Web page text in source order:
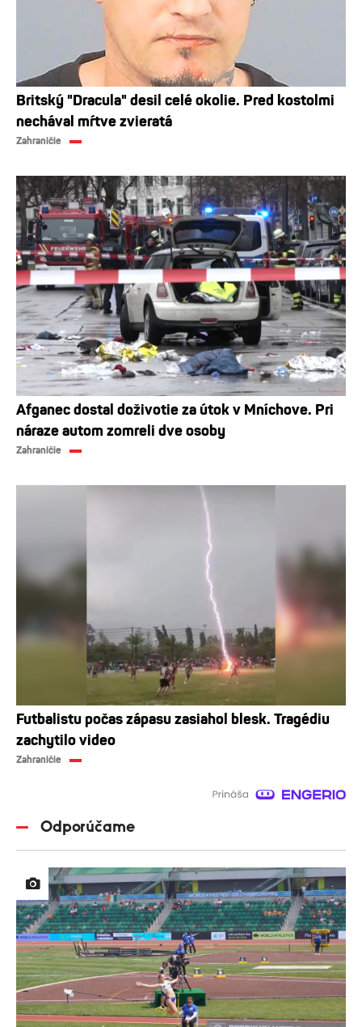
Britský "Dracula" desil celé okolie. Pred kostolmi
nechával mŕtve zvieratá
Zahraničie
Afganec dostal doživotie za útok v Mníchove. Pri
náraze autom zomreli dve osoby
Zahraničie
Futbalistu počas zápasu zasiahol blesk. Tragédiu
zachytilo video
Zahraničie
Odporúčame